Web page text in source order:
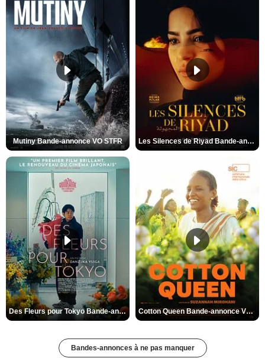
Mutiny Bande-annonce VO STFR Les Silences de Riyad Bande-annonce VO STFR
Des Fleurs pour Tokyo Bande-annonce VO STFR Cotton Queen Bande-annonce VO STFR
Bandes-annonces à ne pas manquer